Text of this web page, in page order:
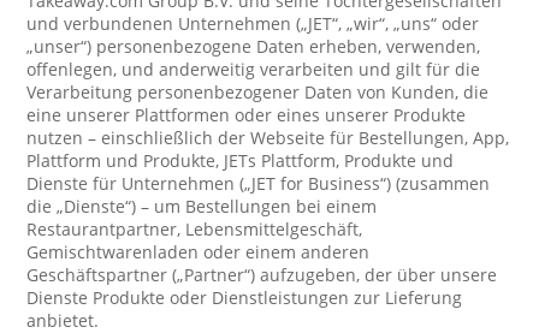
und verbundenen Unternehmen („JET“, „wir“, „uns“ oder
„unser“) personenbezogene Daten erheben, verwenden,
offenlegen, und anderweitig verarbeiten und gilt für die
Verarbeitung personenbezogener Daten von Kunden, die
eine unserer Plattformen oder eines unserer Produkte
nutzen – einschließlich der Webseite für Bestellungen, App,
Plattform und Produkte, JETs Plattform, Produkte und
Dienste für Unternehmen („JET for Business“) (zusammen
die „Dienste“) – um Bestellungen bei einem
Restaurantpartner, Lebensmittelgeschäft,
Gemischtwarenladen oder einem anderen
Geschäftspartner („Partner“) aufzugeben, der über unsere
Dienste Produkte oder Dienstleistungen zur Lieferung
anbietet.